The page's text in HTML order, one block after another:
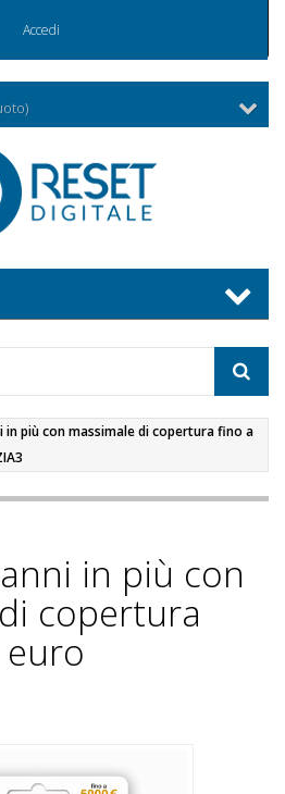
Accedi
in più con massimale di copertura fino a
in più con
copertura